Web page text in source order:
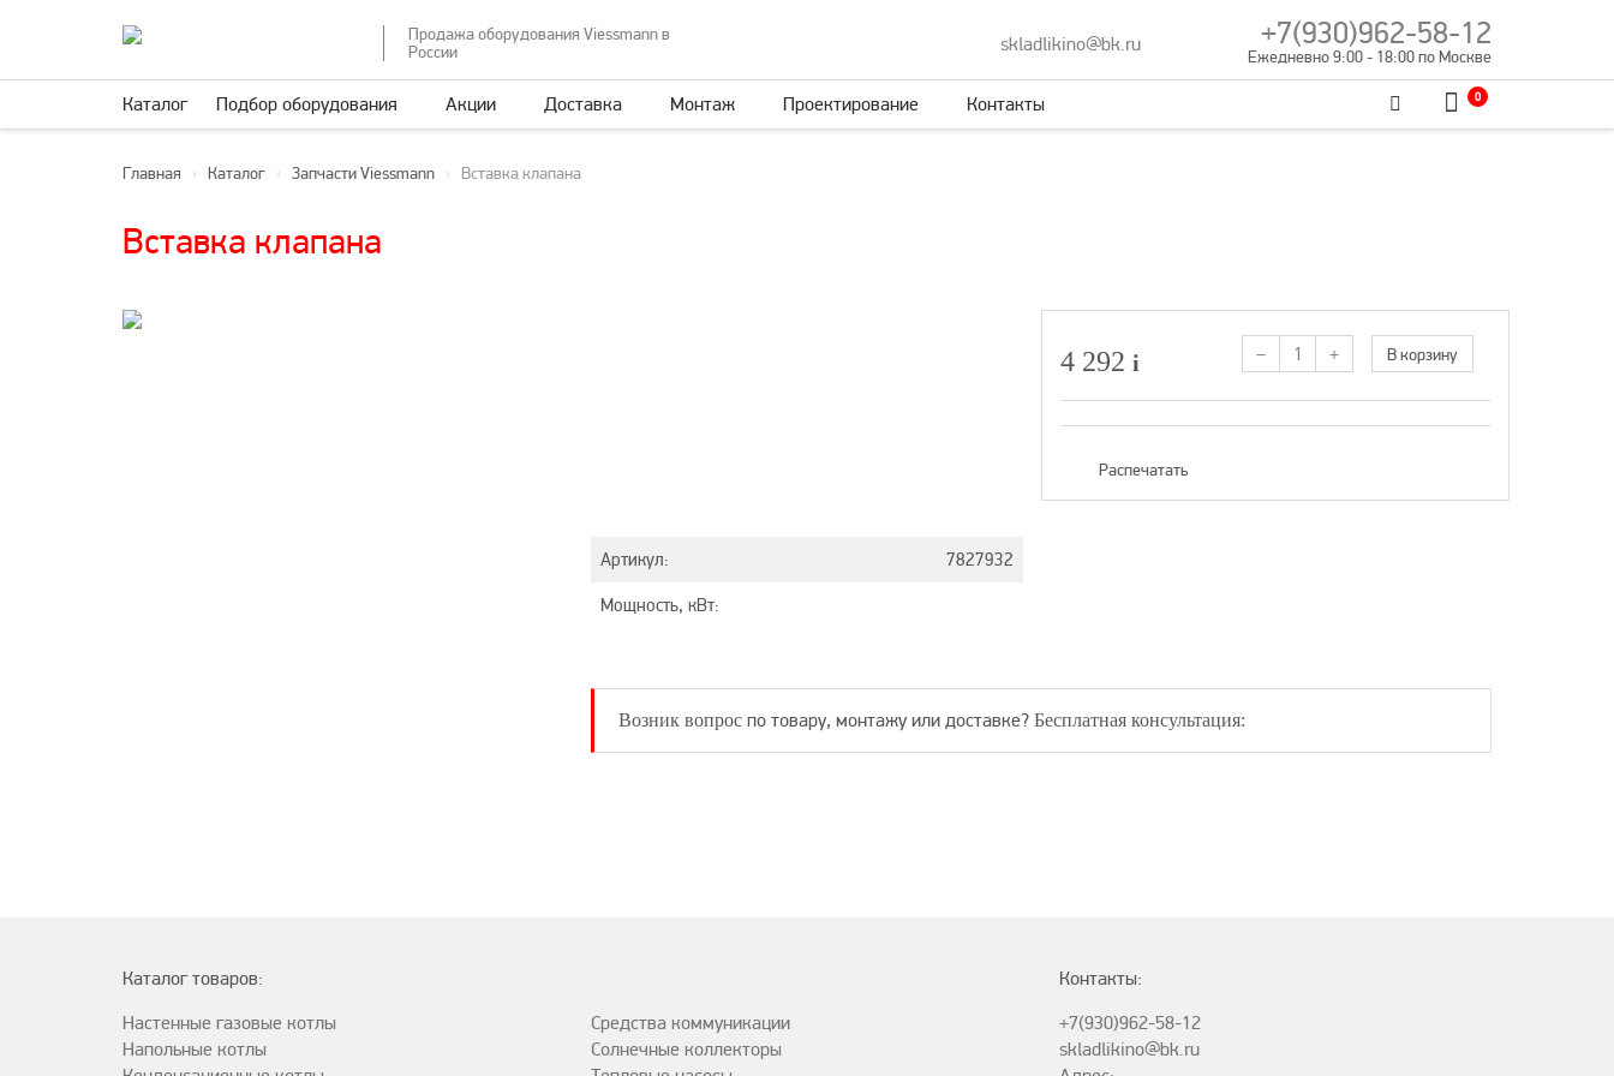
Продажа оборудования Viessmann в
России
skladlikino@bk.ru +7(930)962-58-12
Ежедневно 9:00 - 18:00 по Москве
Каталог Подбор оборудования Акции Доставка Монтаж Проектирование Контакты 0
Главная Каталог Запчасти Viessmann Вставка клапана
Вставка клапана
4 292 i – + В корзину
Распечатать
Артикул: 7827932
Мощность, кВт:
Возник вопрос по товару, монтажу или доставке? Бесплатная консультация:
Каталог товаров:
Настенные газовые котлы
Напольные котлы
Средства коммуникации
Солнечные коллекторы
Контакты:
+7(930)962-58-12
skladlikino@bk.ru